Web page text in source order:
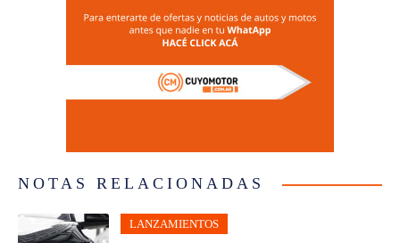
NOTAS RELACIONADAS
LANZAMIENTOS